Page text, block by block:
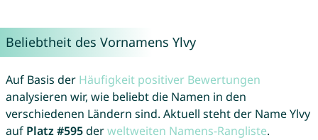
Beliebtheit des Vornamens Ylvy
Auf Basis der Häufigkeit positiver Bewertungen
analysieren wir, wie beliebt die Namen in den
verschiedenen Ländern sind. Aktuell steht der Name Ylvy
auf Platz #595derweltweiten Namens-Rangliste.